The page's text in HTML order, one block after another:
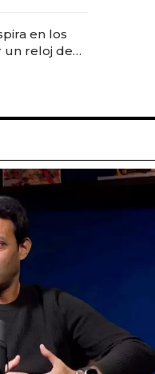
en los
un reloj de